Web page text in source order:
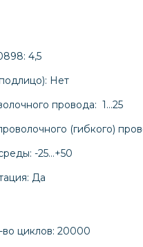
4,5
Нет
провода: 1…25
(гибкого)
-25…+50
Да
во циклов: 20000